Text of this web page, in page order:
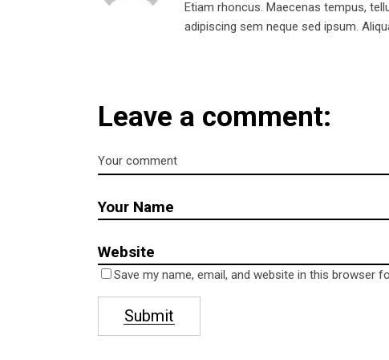
Etiam rhoncus. Maecenas tempus,
adipiscing sem neque sed ipsum.
Leave a comment:
Save my name, email, and website in this browser
Submit
Hello! Contact us
Address
16307
0176 61 09